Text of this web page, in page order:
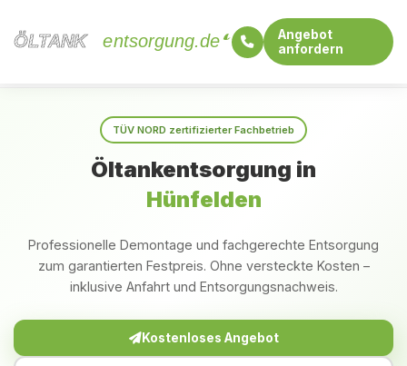
ÖLTANK
ÖLTANK entsorgung.de
Angebot
anfordern
TÜV NORD zertifizierter Fachbetrieb
Öltankentsorgung in
Hünfelden
Professionelle Demontage und fachgerechte Entsorgung
zum garantierten Festpreis. Ohne versteckte Kosten –
inklusive Anfahrt und Entsorgungsnachweis.
Kostenloses Angebot